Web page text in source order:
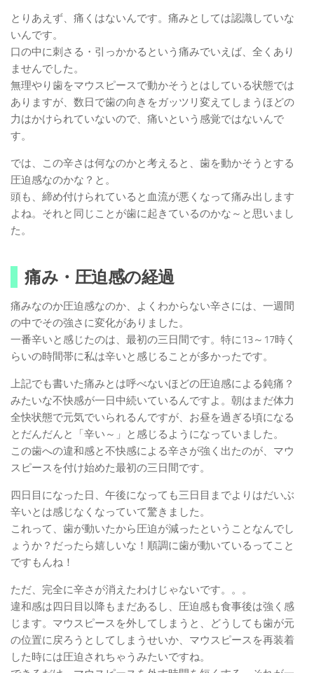
とりあえず、痛くはないんです。痛みとしては認識していな
いんです。
口の中に刺さる・引っかかるという痛みでいえば、全くあり
ませんでした。
無理やり歯をマウスピースで動かそうとはしている状態では
ありますが、数日で歯の向きをガッツリ変えてしまうほどの
力はかけられていないので、痛いという感覚ではないんで
す。
では、この辛さは何なのかと考えると、歯を動かそうとする
圧迫感なのかな？と。
頭も、締め付けられていると血流が悪くなって痛み出します
よね。それと同じことが歯に起きているのかな～と思いまし
た。
痛み・圧迫感の経過
痛みなのか圧迫感なのか、よくわからない辛さには、一週間
の中でその強さに変化がありました。
一番辛いと感じたのは、最初の三日間です。特に13～17時く
らいの時間帯に私は辛いと感じることが多かったです。
上記でも書いた痛みとは呼べないほどの圧迫感による鈍痛？
みたいな不快感が一日中続いているんですよ。朝はまだ体力
全快状態で元気でいられるんですが、お昼を過ぎる頃になる
とだんだんと「辛い～」と感じるようになっていました。
この歯への違和感と不快感による辛さが強く出たのが、マウ
スピースを付け始めた最初の三日間です。
四日目になった日、午後になっても三日目までよりはだいぶ
辛いとは感じなくなっていて驚きました。
これって、歯が動いたから圧迫が減ったということなんでし
ょうか？だったら嬉しいな！順調に歯が動いているってこと
ですもんね！
ただ、完全に辛さが消えたわけじゃないです。。。
違和感は四日目以降もまだあるし、圧迫感も食事後は強く感
じます。マウスピースを外してしまうと、どうしても歯が元
の位置に戻ろうとしてしまうせいか、マウスピースを再装着
した時には圧迫されちゃうみたいですね。